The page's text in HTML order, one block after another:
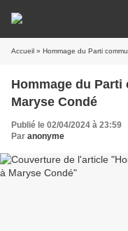
Accueil » Hommage du Parti
Hommage du
Maryse Condé
Publié le 02/04/2024 à 23:59
Par anonyme